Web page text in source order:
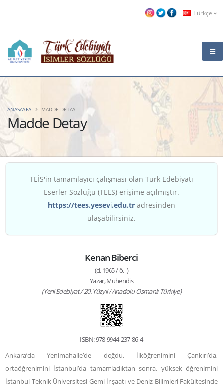
Türkçe
Madde Detay
ANASAYFA MADDE DETAY
TEİS'in tamamlayıcı çalışması olan Türk Edebiyatı
Eserler Sözlüğü (TEES) erişime açılmıştır.
https://tees.yesevi.edu.tr adresinden
ulaşabilirsiniz.
Kenan Biberci
(d. 1965 / ö. -)
Yazar, Mühendis
(Yeni Edebiyat / 20. Yüzyıl / Anadolu-Osmanlı-Türkiye)
ISBN: 978-9944-237-86-4
Ankara’da Yenimahalle’de doğdu. İlköğrenimini Çankırı’da,
ortaöğrenimini İstanbul’da tamamladıktan sonra, yüksek öğrenimini
İstanbul Teknik Üniversitesi Gemi İnşaatı ve Deniz Bilimleri Fakültesinde